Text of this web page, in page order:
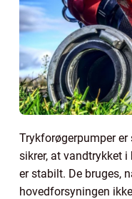
Trykforøgerpumper
sikrer, at vandtrykket
er stabilt. De bruges,
hovedforsyningen